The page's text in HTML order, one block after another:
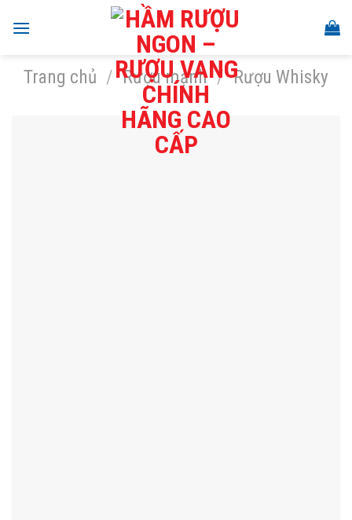
Trang chủ / Rượu mạnh / Rượu Whisky